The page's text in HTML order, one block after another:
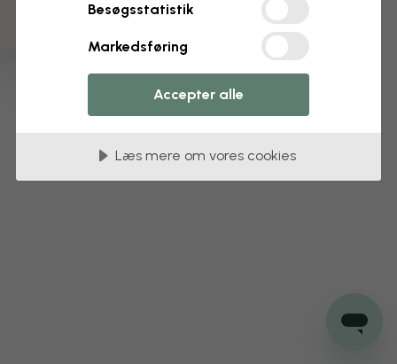
Besøgsstatistik
Markedsføring
Accepter alle
Læs mere om vores cookies